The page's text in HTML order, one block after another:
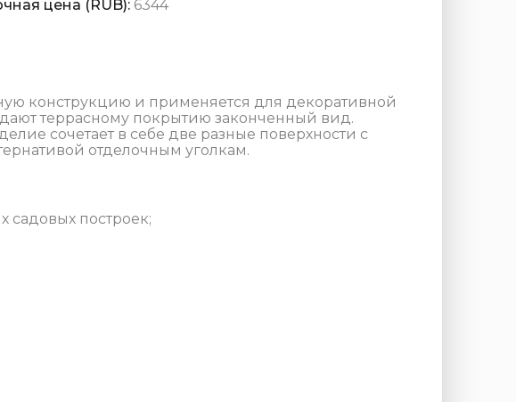
цена (RUB): 6344
конструкцию и применяется для декоративной
террасному покрытию законченный вид.
сочетает в себе две разные поверхности с
отделочным уголкам.
садовых построек;